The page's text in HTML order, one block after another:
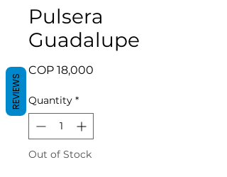
Pulsera
Guadalupe
COP 18,000
Quantity *
Out of Stock
REVIEWS